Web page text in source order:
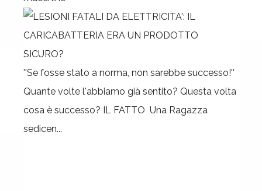
''Se fosse stato a norma, non sarebbe successo!''
Quante volte l'abbiamo già sentito? Questa volta
cosa è successo? IL FATTO Una Ragazza
sedicen...